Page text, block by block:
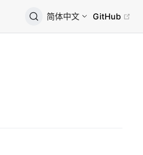
简体中文 GitHub